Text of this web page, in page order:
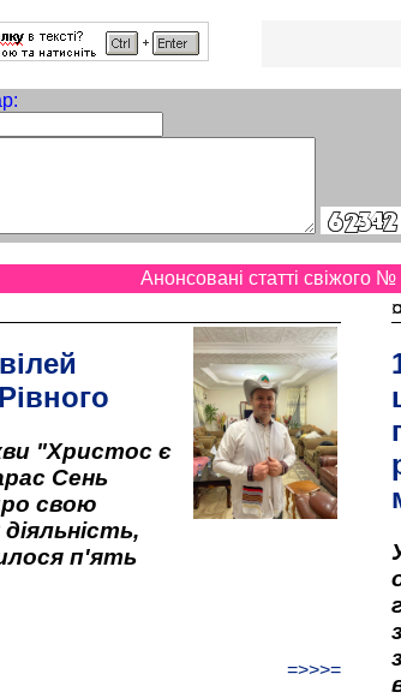
Анонсовані статті свіжого
"Христос є
Сень
свою
п'ять
=>>>=
¤